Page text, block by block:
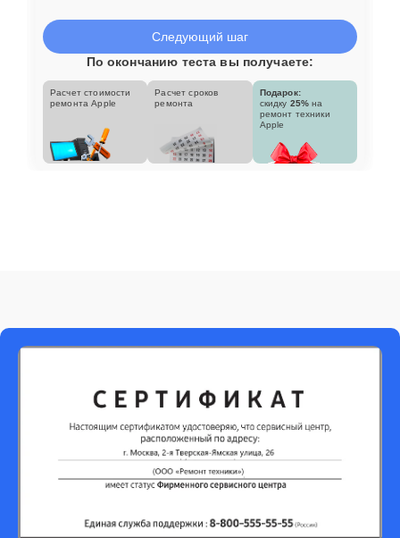
Следующий шаг
По окончанию теста вы получаете:
Расчет стоимости
ремонта Apple
Расчет сроков
ремонта
Подарок:
скидку 25% на
ремонт техники
Apple